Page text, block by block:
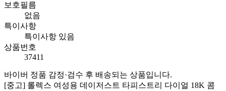
보호필름
없음
특이사항
특이사항 있음
상품번호
37411
바이버 정품 감정·검수 후 배송되는 상품입니다.
[중고] 롤렉스 여성용 데이저스트 타피스트리 다이얼 18K 콤